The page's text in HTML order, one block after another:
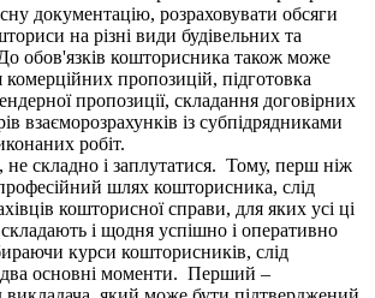
документацію, розраховувати обсяги
на різні види будівельних та
обов'язків кошторисника також може
пропозицій, підготовка
пропозиції, складання договірних
взаєморозрахунків із субпідрядниками
робіт.
складно і заплутатися. Тому, перш ніж
шлях кошторисника, слід
кошторисної справи, для яких усі ці
і щодня успішно і оперативно
курси кошторисників, слід
два основні моменти. Перший –